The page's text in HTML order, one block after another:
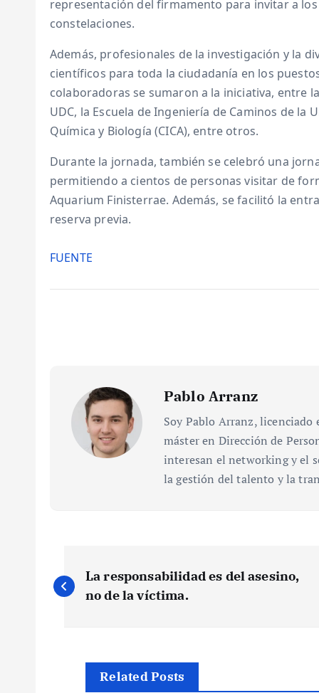
representación del firmamento para invitar a
constelaciones.
Además, profesionales de la investigación y la
científicos para toda la ciudadanía en los
colaboradoras se sumaron a la iniciativa, entre
UDC, la Escuela de Ingeniería de Caminos de
Química y Biología (CICA), entre otros.
Durante la jornada, también se celebró una
permitiendo a cientos de personas visitar de
Aquarium Finisterrae. Además, se facilitó la
reserva previa.
FUENTE
Pablo Arranz
Soy Pablo Arranz, licenciado
máster en Dirección de
interesan el networking y el
la gestión del talento y la
N
a
La responsabilidad es del asesino,
no de la víctima.
Related Posts